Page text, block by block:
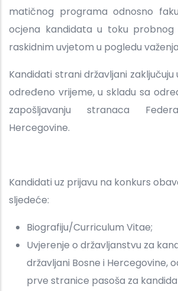
matičnog programa odnosno
ocjena kandidata u toku
raskidnim uvjetom u pogledu
Kandidati strani državljani
određeno vrijeme, u skladu sa
zapošljavanju stranaca
Hercegovine.
Kandidati uz prijavu na konkurs
sljedeće:
Biografiju/Curriculum Vitae;
Uvjerenje o državljanstvu za
državljani Bosne i Hercegovine,
prve stranice pasoša za